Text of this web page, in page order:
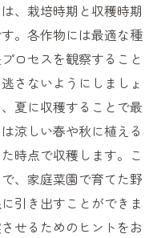
、栽培時期と収穫時期
。各作物には最適な種
ロセスを観察すること
さないようにしましょ
夏に収穫することで最
涼しい春や秋に植える
時点で収穫します。こ
、家庭菜園で育てた野
引き出すことができま
せるためのヒントをお